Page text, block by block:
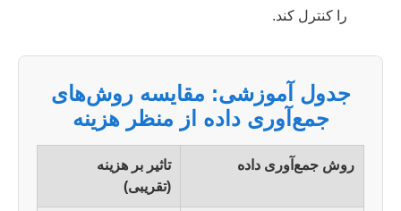
را کنترل کند.
جدول آموزشی: مقایسه روش‌های
جمع‌آوری داده از منظر هزینه
روش جمع‌آوری داده
تاثیر بر هزینه
(تقریبی)